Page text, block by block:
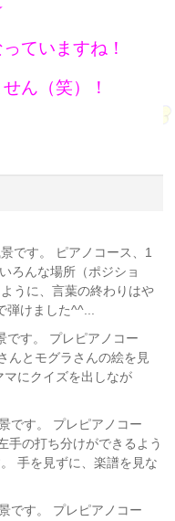
ていますね！
ん（笑）！
です。 ピアノコース、1
ろんな場所（ポジショ
うに、言葉の終わりはや
けました^^...
です。 プレピアノコー
んとモグラさんの絵を見
にクイズを出しなが
です。 プレピアノコー
手の打ち分けができるよう
手を見ずに、楽譜を見な
です。 プレピアノコー